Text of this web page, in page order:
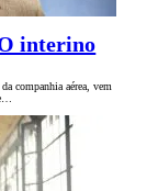
interino
companhia aérea, vem